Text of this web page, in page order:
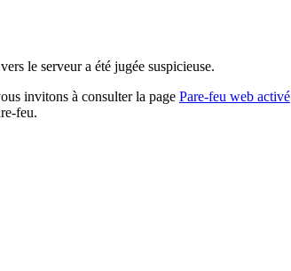
le serveur a été jugée suspicieuse.
invitons à consulter la page Pare-feu web activé
feu.